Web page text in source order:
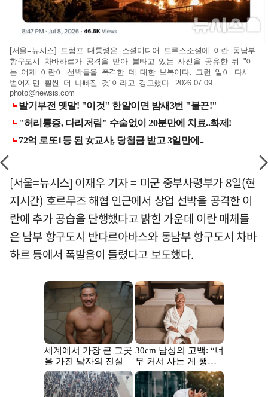
[서울=뉴시스] 트럼프 대통령은 소셜미디어 트루스소셜에 이란 동남부
항구도시 차바하르가 공격을 받아 불타고 있는 사진을 공유한 뒤 "이
는 어제 이란이 선박들을 폭격한 데 대한 보복이다. 그런 일이 다시
벌어지면 훨씬 더 나빠질 것"이라고 경고했다. 2026.07.09
photo@newsis.com
[서울=뉴시스] 이재우 기자 = 미군 중부사령부가 8일(현
지시간) 호르무즈 해협 인근에서 상업 선박을 공격한 이
란에 추가 공습을 단행했다고 밝힌 가운데 이란 매체들
은 남부 항구도시 반다르아바스와 동남부 항구도시 차바
하르 등에서 폭발음이 들렸다고 보도했다.